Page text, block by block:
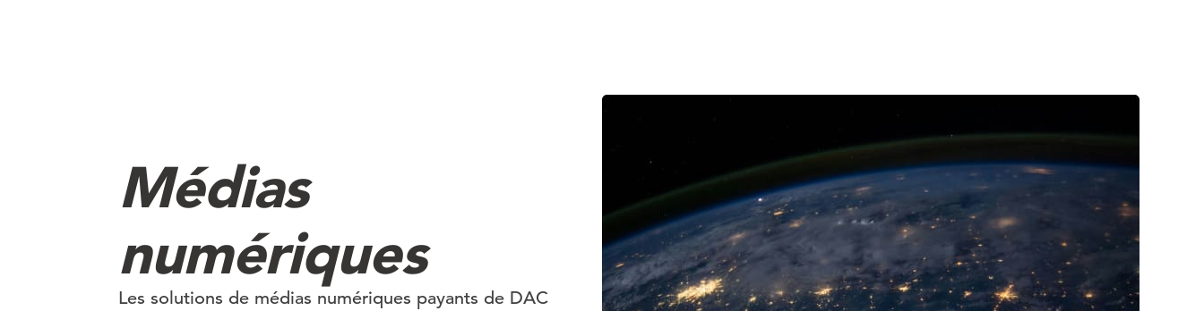
Médias
numériques
Les solutions de médias numériques payants de DAC